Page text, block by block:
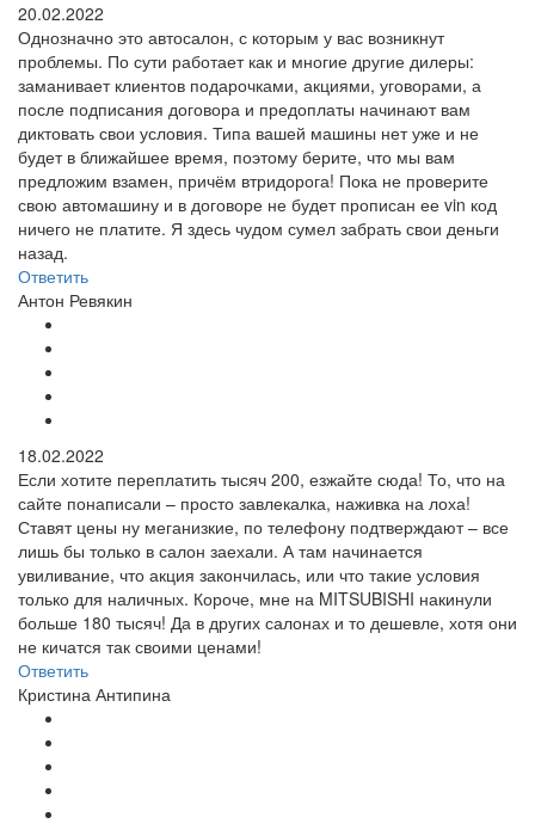
20.02.2022
Однозначно это автосалон, с которым у вас возникнут
проблемы. По сути работает как и многие другие дилеры:
заманивает клиентов подарочками, акциями, уговорами, а
после подписания договора и предоплаты начинают вам
диктовать свои условия. Типа вашей машины нет уже и не
будет в ближайшее время, поэтому берите, что мы вам
предложим взамен, причём втридорога! Пока не проверите
свою автомашину и в договоре не будет прописан ее vin код
ничего не платите. Я здесь чудом сумел забрать свои деньги
назад.
Ответить
Антон Ревякин
18.02.2022
Если хотите переплатить тысяч 200, езжайте сюда! То, что на
сайте понаписали – просто завлекалка, наживка на лоха!
Ставят цены ну меганизкие, по телефону подтверждают – все
лишь бы только в салон заехали. А там начинается
увиливание, что акция закончилась, или что такие условия
только для наличных. Короче, мне на MITSUBISHI накинули
больше 180 тысяч! Да в других салонах и то дешевле, хотя они
не кичатся так своими ценами!
Ответить
Кристина Антипина